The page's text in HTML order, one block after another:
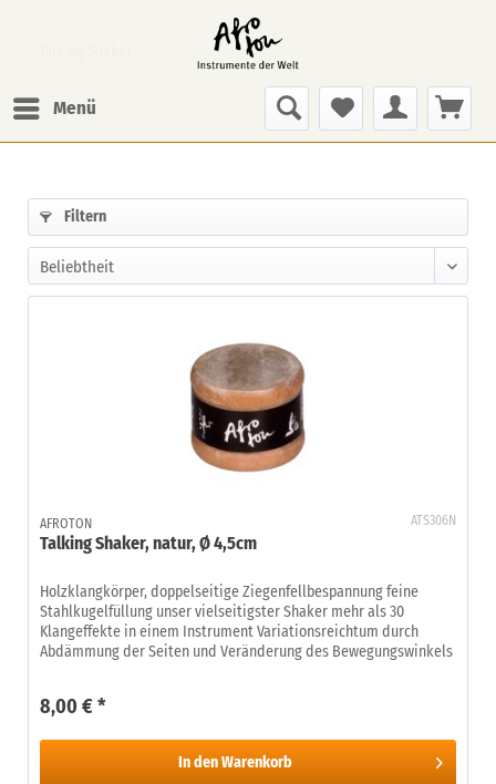
Menü
Filtern
ATS306N
AFROTON
Talking Shaker, natur, Ø 4,5cm
Holzklangkörper, doppelseitige Ziegenfellbespannung feine
Stahlkugelfüllung unser vielseitigster Shaker mehr als 30
Klangeffekte in einem Instrument Variationsreichtum durch
Abdämmung der Seiten und Veränderung des Bewegungswinkels
8,00 € *
In den Warenkorb